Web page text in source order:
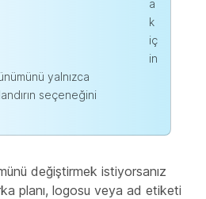
a
k
iç
in
yalnızca
seçeneğini
değiştirmek istiyorsanız
planı, logosu veya ad etiketi